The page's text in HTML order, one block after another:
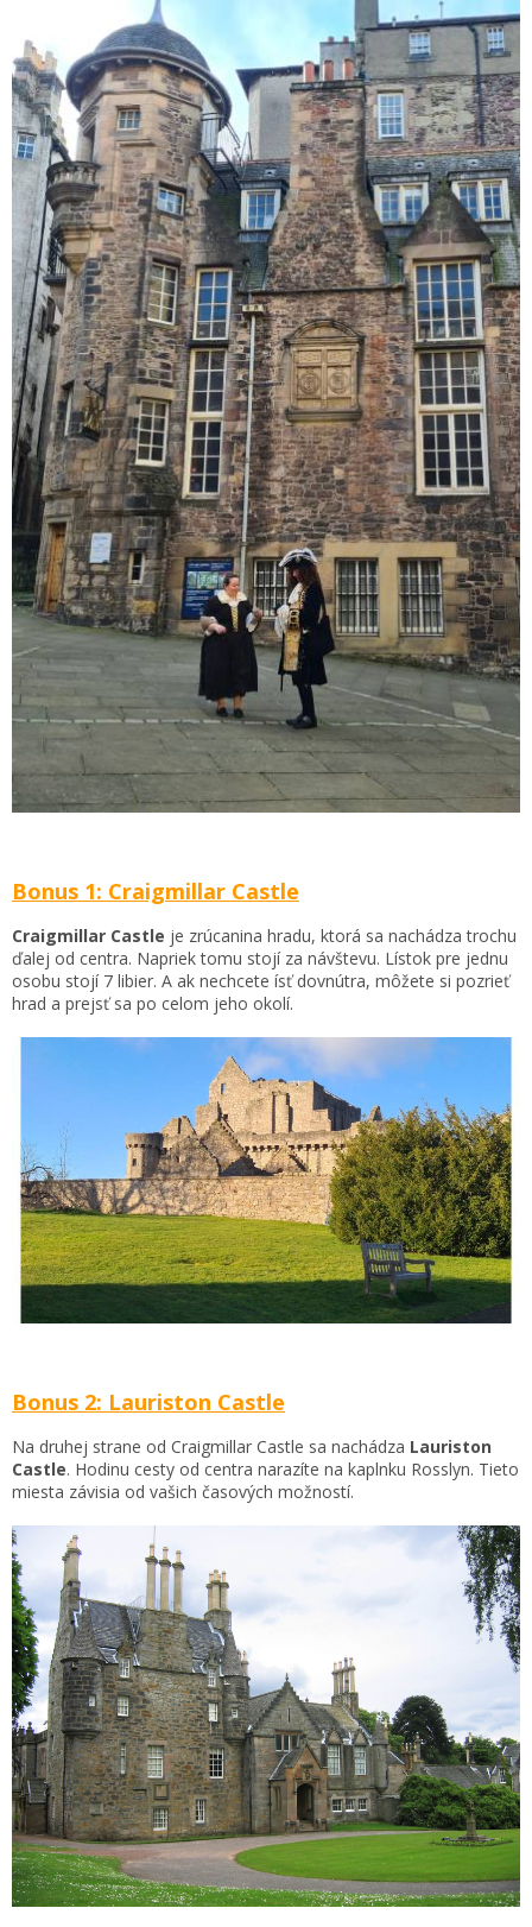
Bonus 1: Craigmillar Castle
Craigmillar Castle je zrúcanina hradu, ktorá sa nachádza trochu
ďalej od centra. Napriek tomu stojí za návštevu. Lístok pre jednu
osobu stojí 7 libier. A ak nechcete ísť dovnútra, môžete si pozrieť
hrad a prejsť sa po celom jeho okolí.
Bonus 2: Lauriston Castle
Na druhej strane od Craigmillar Castle sa nachádza Lauriston
Castle. Hodinu cesty od centra narazíte na kaplnku Rosslyn. Tieto
miesta závisia od vašich časových možností.